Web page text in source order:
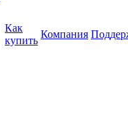
Как
купить
Компания